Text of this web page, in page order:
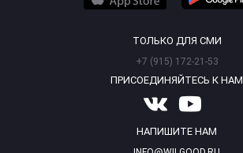
ТОЛЬКО ДЛЯ СМИ
+7 (915) 172-21-53
ПРИСОЕДИНЯЙТЕСЬ К НАМ
НАПИШИТЕ НАМ